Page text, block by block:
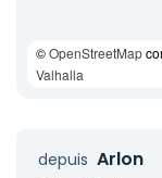
©OpenStreetMap
Valhalla
depuis Arlon